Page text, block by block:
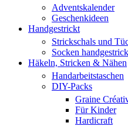
Adventskalender
Geschenkideen
Handgestrickt
Strickschals und
Socken
Häkeln, Stricken & Nähen
Handarbeitstaschen
DIY-Packs
Graine
Für Kinder
Hardicraft